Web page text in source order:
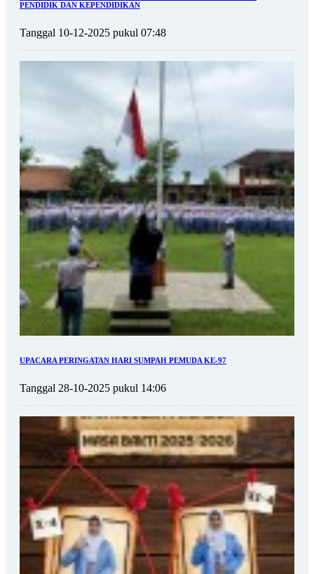
PENDIDIK DAN KEPENDIDIKAN
Tanggal 10-12-2025 pukul 07:48
UPACARA PERINGATAN HARI SUMPAH PEMUDA KE-97
Tanggal 28-10-2025 pukul 14:06